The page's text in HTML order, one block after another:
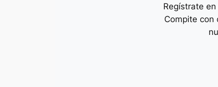
Regístrate
Compite con